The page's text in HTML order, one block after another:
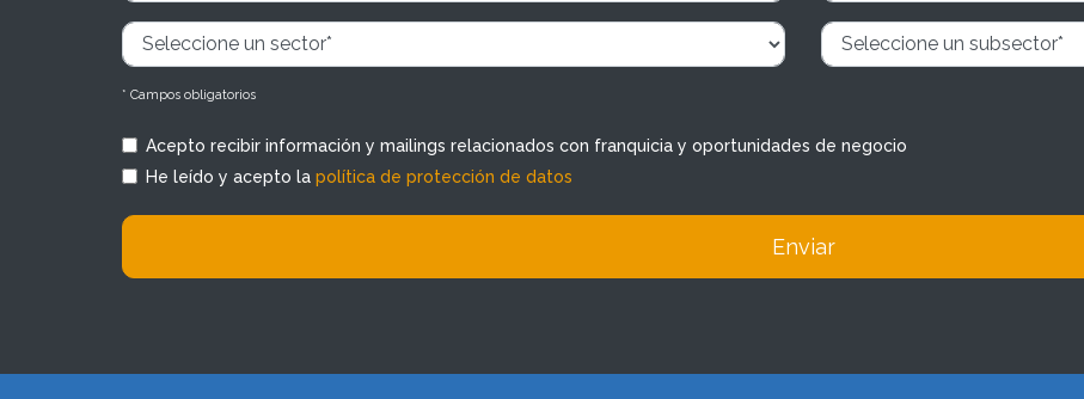
* Campos obligatorios
Acepto recibir información y mailings relacionados con franquicia y oportunidades de negocio
He leído y acepto la política de protección de datos
Enviar